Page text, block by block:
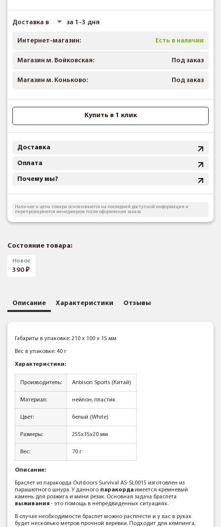
Доставка в за 1-3 дня
Интернет-магазин: Есть в наличии
Магазин м. Войковская: Под заказ
Магазин м. Коньково: Под заказ
Купить в 1 клик
Доставка
Оплата
Почему мы?
Наличие и цена товара основываются на последней доступной информации и
перепроверяются менеджером после оформления заказа
Состояние товара:
Новое
390
Описание Характеристики Отзывы
Габариты в упаковке: 210 x 100 x 15 мм
Вес в упаковке: 40 г
Характеристики:
Производитель: Anbison Sports (Китай)
Материал: нейлон, пластик
Цвет: белый (White)
Размеры: 255x35x20 мм
Вес: 70 г
Описание:
Браслет из паракорда Outdoors Survival AS-SL0015 изготовлен из
парашютного шнура. У данного паракордаимеется кремневый
камень для розжига и мини резак. Основная задача браслета
выживания - это помощь в непредвиденных ситуациях.
В случае необходимости браслет можно расплести и у вас в руках
будет несколько метров прочной веревки. Подходит для кемпинга,